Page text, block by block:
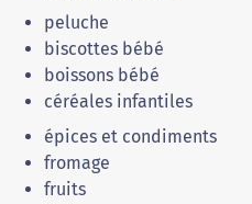
peluche
biscottes bébé
boissons bébé
céréales infantiles
épices et condiments
fromage
fruits